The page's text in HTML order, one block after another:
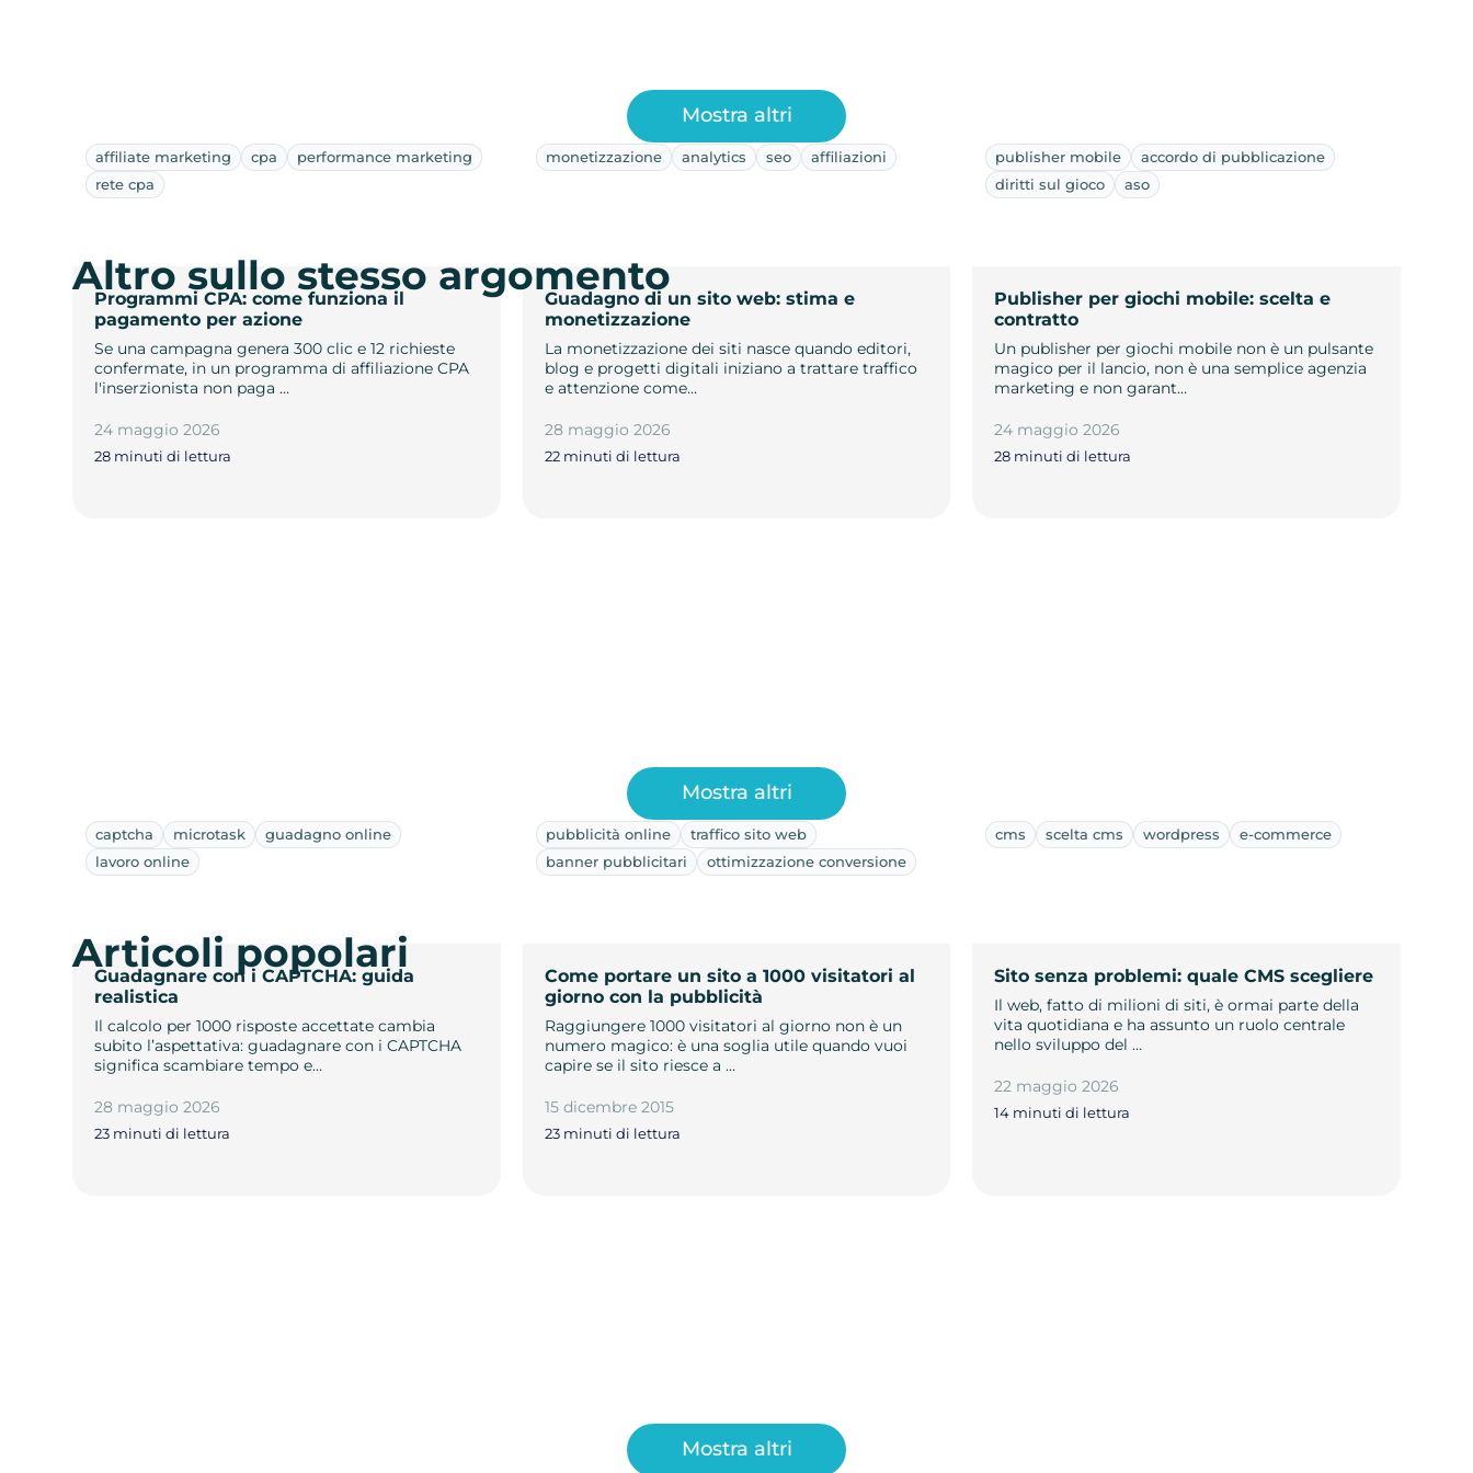
affiliate marketing cpa
performance marketing
rete cpa
Programmi CPA: come funziona il
pagamento per azione
Se una campagna genera 300 clic e 12 richieste
confermate, in un programma di affiliazione CPA
l'inserzionista non paga …
24 maggio 2026
28 minuti di lettura
monetizzazione analytics seo affiliazioni
Guadagno di un sito web: stima e
monetizzazione
La monetizzazione dei siti nasce quando editori,
blog e progetti digitali iniziano a trattare traffico
e attenzione come…
28 maggio 2026
22 minuti di lettura
publisher mobile
accordo di pubblicazione
diritti sul gioco
aso
Publisher per giochi mobile: scelta e
contratto
Un publisher per giochi mobile non è un pulsante
magico per il lancio, non è una semplice agenzia
marketing e non garant…
24 maggio 2026
28 minuti di lettura
Mostra altri
Altro sullo stesso argomento
captcha microtask
guadagno online
lavoro online
Guadagnare con i CAPTCHA: guida
realistica
Il calcolo per 1000 risposte accettate cambia
subito l’aspettativa: guadagnare con i CAPTCHA
significa scambiare tempo e…
28 maggio 2026
23 minuti di lettura
pubblicità online
traffico sito web
banner pubblicitari
ottimizzazione conversione
Come portare un sito a 1000 visitatori al
giorno con la pubblicità
Raggiungere 1000 visitatori al giorno non è un
numero magico: è una soglia utile quando vuoi
capire se il sito riesce a …
15 dicembre 2015
23 minuti di lettura
cms scelta cms wordpress e-commerce
Sito senza problemi: quale CMS scegliere
Il web, fatto di milioni di siti, è ormai parte della
vita quotidiana e ha assunto un ruolo centrale
nello sviluppo del …
22 maggio 2026
14 minuti di lettura
Mostra altri
Articoli popolari
Mostra altri